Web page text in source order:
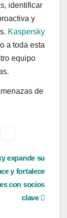
identificar
y
Kaspersky
a toda esta
equipo
de
expande su
y fortalece
con socios
clave